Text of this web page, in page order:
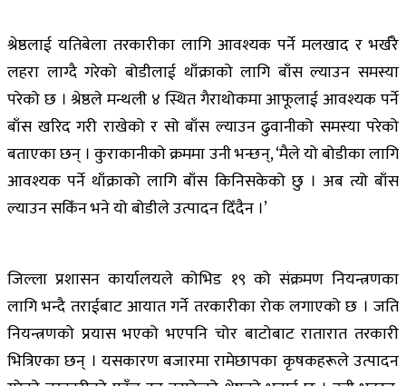
श्रेष्ठलाई यतिबेला तरकारीका लागि आवश्यक पर्ने मलखाद र भर्खरै
लहरा लाग्दै गरेको बोडीलाई थाँक्राको लागि बाँस ल्याउन समस्या
परेको छ । श्रेष्ठले मन्थली ४ स्थित गैराथोकमा आफूलाई आवश्यक पर्ने
बाँस खरिद गरी राखेको र सो बाँस ल्याउन ढुवानीको समस्या परेको
बताएका छन् । कुराकानीको क्रममा उनी भन्छन्, ‘मैले यो बोडीका लागि
आवश्यक पर्ने थाँक्राको लागि बाँस किनिसकेको छु । अब त्यो बाँस
ल्याउन सकिँन भने यो बोडीले उत्पादन दिँदैन ।’
जिल्ला प्रशासन कार्यालयले कोभिड १९ को संक्रमण नियन्त्रणका
लागि भन्दै तराईबाट आयात गर्ने तरकारीका रोक लगाएको छ । जति
नियन्त्रणको प्रयास भएको भएपनि चोर बाटोबाट रातारात तरकारी
भित्रिएका छन् । यसकारण बजारमा रामेछापका कृषकहरूले उत्पादन